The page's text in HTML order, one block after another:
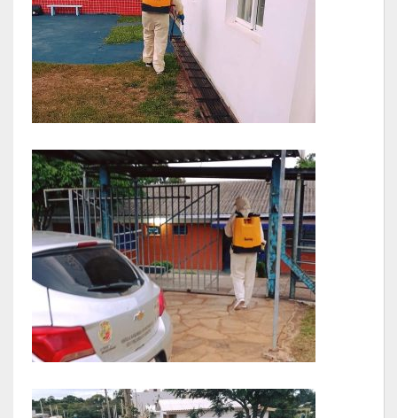
RGF – Relatório de Gestão Fiscal
RREO – Relatório Resumido da Execução Orçamentária
LOA – Lei Orçamentária Anual
PPA – Plano Plurianual
LDO – Lei de Diretrizes Orçamentárias
Acesso à Informação
Transparência